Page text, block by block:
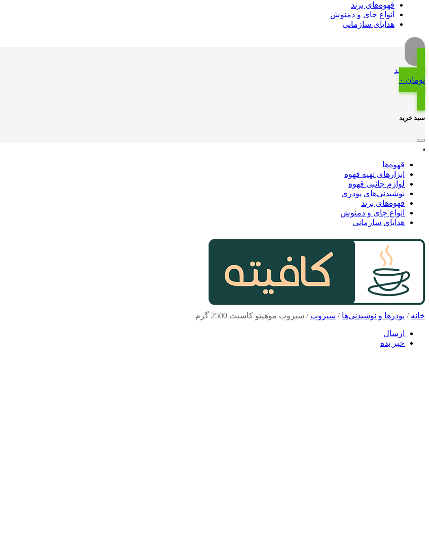
قهوه‌های برند
انواع چای و دمنوش
هدایای سازمانی
سبد خرید
تومان
سبد خرید
قهوه‌ها
ابزارهای تهیه قهوه
لوازم جانبی قهوه
نوشیدنی‌های پودری
قهوه‌های برند
انواع چای و دمنوش
هدایای سازمانی
خانه / پودرها و نوشیدنی‌ها / سیروپ / سیروپ موهیتو کاسیت 2500 گرم
ارسال
خبر بده